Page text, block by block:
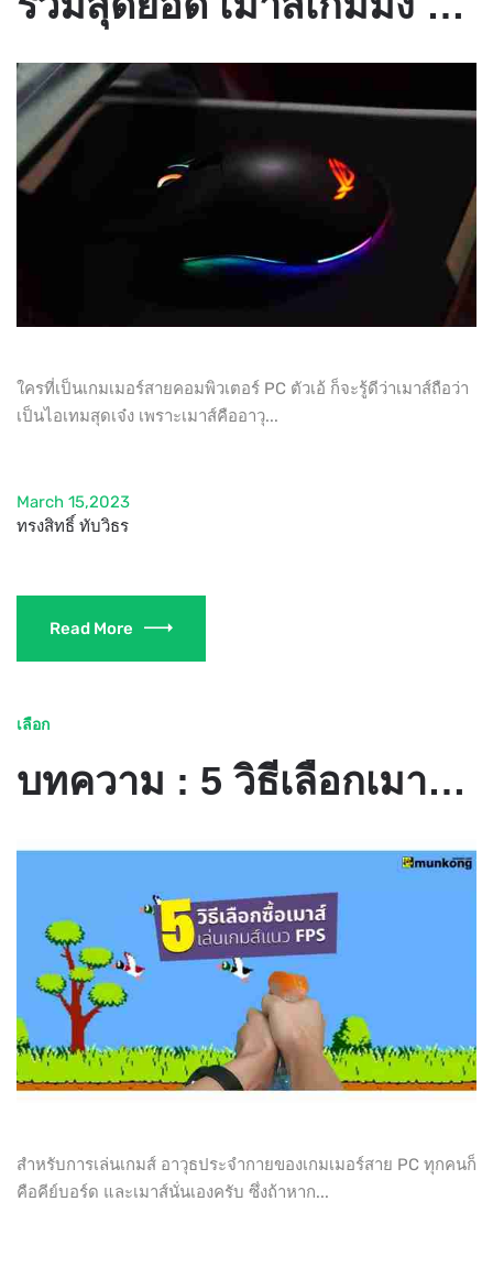
ใครที่เป็นเกมเมอร์สายคอมพิวเตอร์ PC ตัวเอ้ ก็จะรู้ดีว่าเมาส์ถือว่า
เป็นไอเทมสุดเจ๋ง เพราะเมาส์คืออาวุ...
March 15,2023
ทรงสิทธิ์ ทับวิธร
Read More
เลือก
บทความ : 5 วิธีเลือกเมาส์เล่นเกมส์แนว FPS
สำหรับการเล่นเกมส์ อาวุธประจำกายของเกมเมอร์สาย PC ทุกคนก็
คือคีย์บอร์ด และเมาส์นั่นเองครับ ซึ่งถ้าหาก...